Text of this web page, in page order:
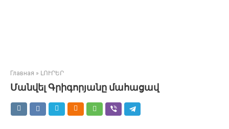
Главная » ԼՈՒՐԵՐ
Մանվել Գրիգորյանը մահացավ